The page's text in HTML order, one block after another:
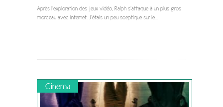
Après l’exploration des jeux vidéo, Ralph s’attaque à un plus gros
morceau avec Internet. J’étais un peu sceptique sur le...
Cinéma